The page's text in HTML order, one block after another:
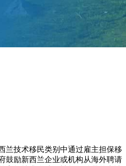
兰技术移民类别中通过雇主担保移
鼓励新西兰企业或机构从海外聘请